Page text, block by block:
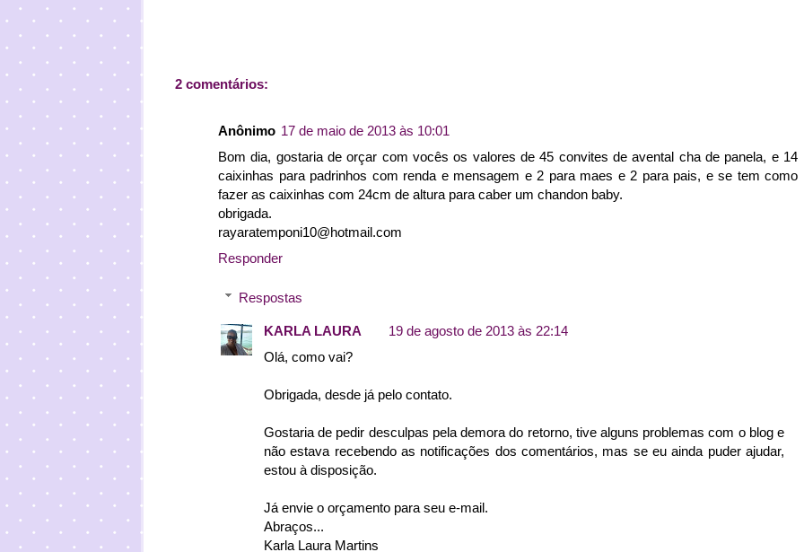
2 comentários:
Anônimo 17 de maio de 2013 às 10:01
Bom dia, gostaria de orçar com vocês os valores de 45 convites de avental cha de panela, e 14
caixinhas para padrinhos com renda e mensagem e 2 para maes e 2 para pais, e se tem como
fazer as caixinhas com 24cm de altura para caber um chandon baby.
obrigada.
rayaratemponi10@hotmail.com
Responder
Respostas
KARLA LAURA
19 de agosto de 2013 às 22:14
Olá, como vai?
Obrigada, desde já pelo contato.
Gostaria de pedir desculpas pela demora do retorno, tive alguns problemas com o blog e
não estava recebendo as notificações dos comentários, mas se eu ainda puder ajudar,
estou à disposição.
Já envie o orçamento para seu e-mail.
Abraços...
Karla Laura Martins